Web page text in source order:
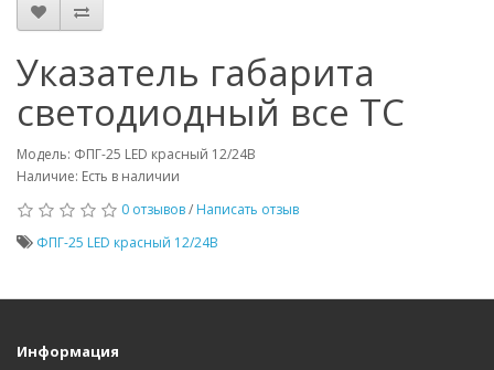
Указатель габарита
светодиодный все ТС
Модель: ФПГ-25 LED красный 12/24В
Наличие: Есть в наличии
0 отзывов/ Написать отзыв
ФПГ-25 LED красный 12/24В
Информация